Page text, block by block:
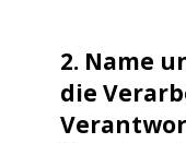
2. Name
die